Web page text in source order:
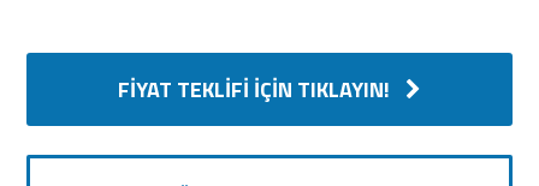
FIYAT TEKLIFI İÇIN TIKLAYIN!